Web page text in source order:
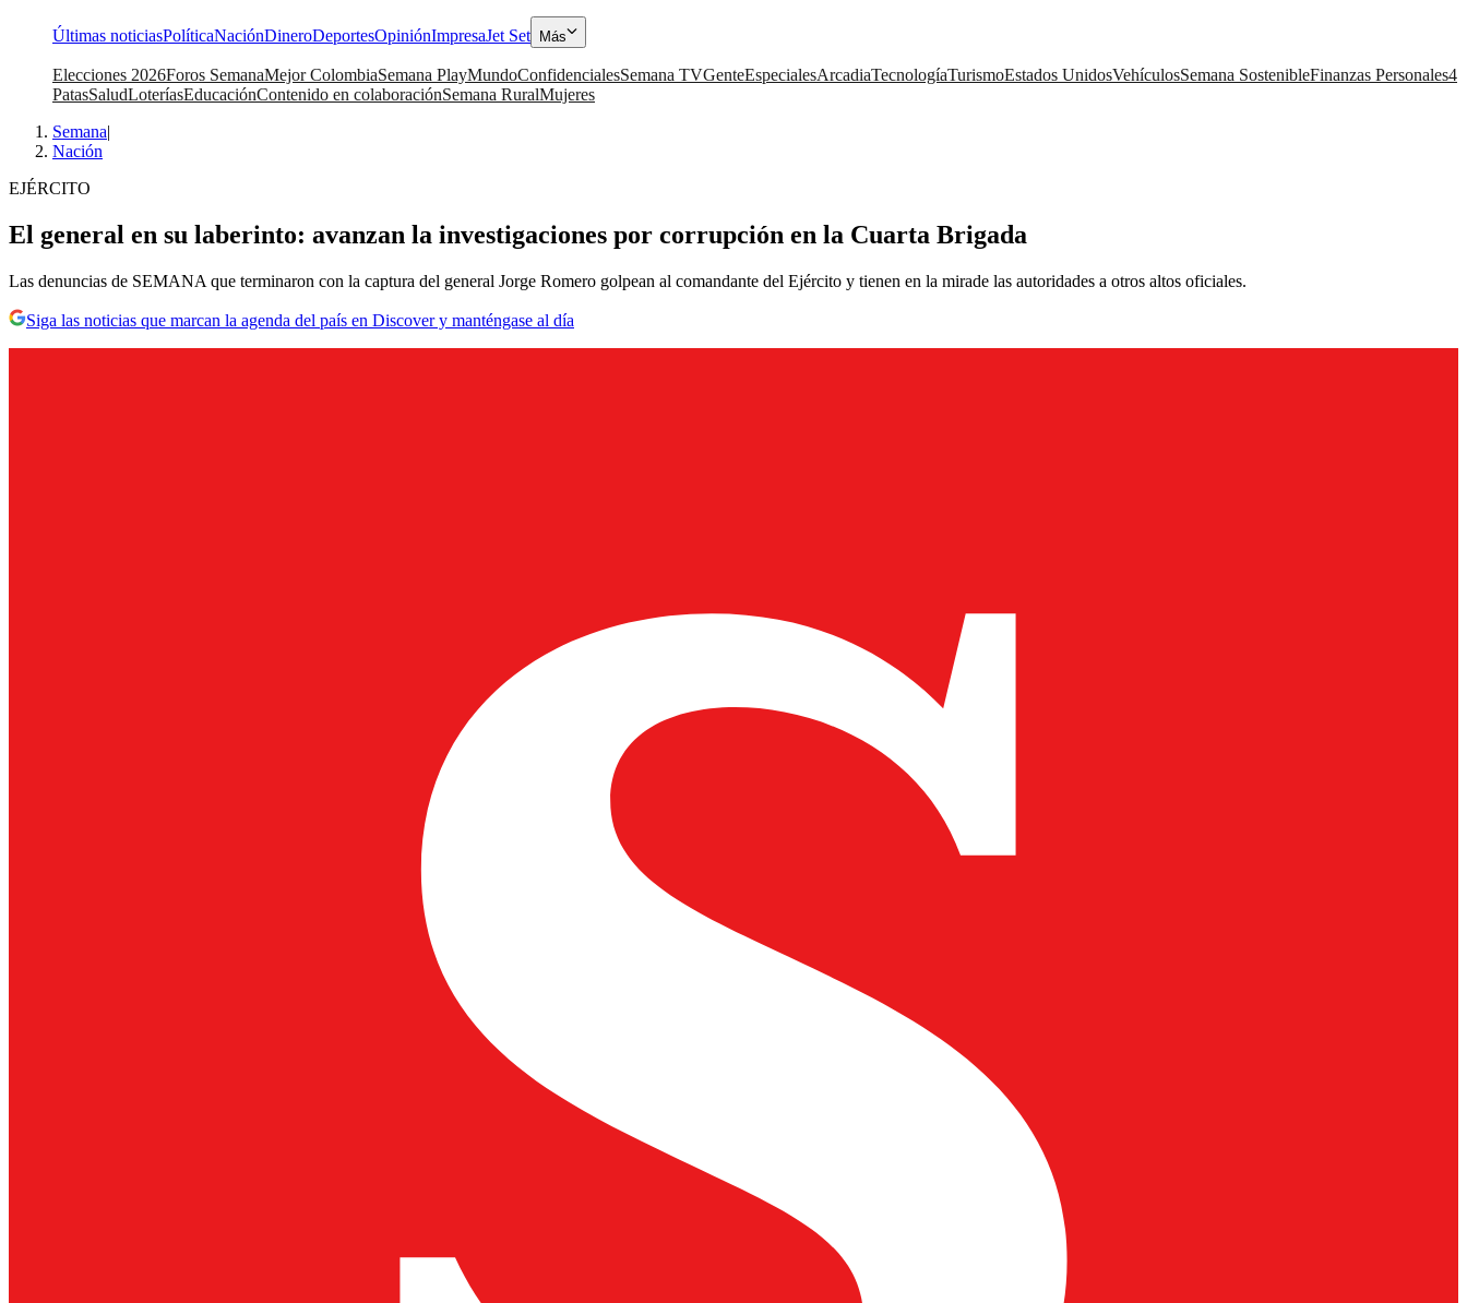
Últimas noticiasPolíticaNaciónDineroDeportesOpiniónImpresaJet Set Más
Elecciones 2026Foros SemanaMejor ColombiaSemana PlayMundoConfidencialesSemana TVGenteEspecialesArcadiaTecnologíaTurismoEstados UnidosVehículosSemana SostenibleFinanzas Personales4
PatasSaludLoteríasEducaciónContenido en colaboraciónSemana RuralMujeres
Semana|
Nación
EJÉRCITO
El general en su laberinto: avanzan la investigaciones por corrupción en la Cuarta Brigada
Las denuncias de SEMANA que terminaron con la captura del general Jorge Romero golpean al comandante del Ejército y tienen en la mirade las autoridades a otros altos oficiales.
Siga las noticias que marcan la agenda del país en Discover y manténgase al día